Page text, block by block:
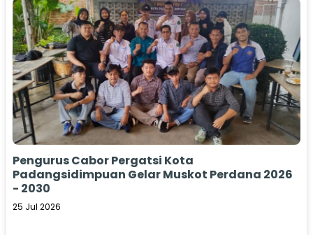
Pengurus Cabor Pergatsi Kota
Padangsidimpuan Gelar Muskot Perdana 2026
- 2030
25 Jul 2026